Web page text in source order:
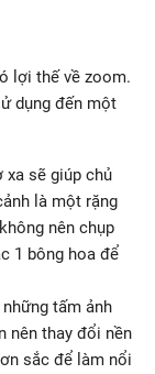
lợi thế về zoom.
dụng đến một
xa sẽ giúp chủ
là một rặng
nên chụp
1 bông hoa để
tấm ảnh
nên thay đổi nền
sắc để làm nổi